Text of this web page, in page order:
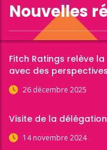
Nouvelles
Fitch Ratings relève
avec des
26 décembre 2025
Visite de la délégation
14 novembre 2024